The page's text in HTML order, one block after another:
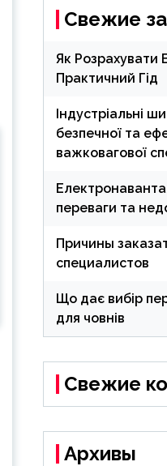
Свежие
Як Розрахувати
Практичний Гід
Індустріальні
безпечної та
важковагової
переваги та
Причины
специалистов
Що дає вибір
для човнів
Свежие
Архивы